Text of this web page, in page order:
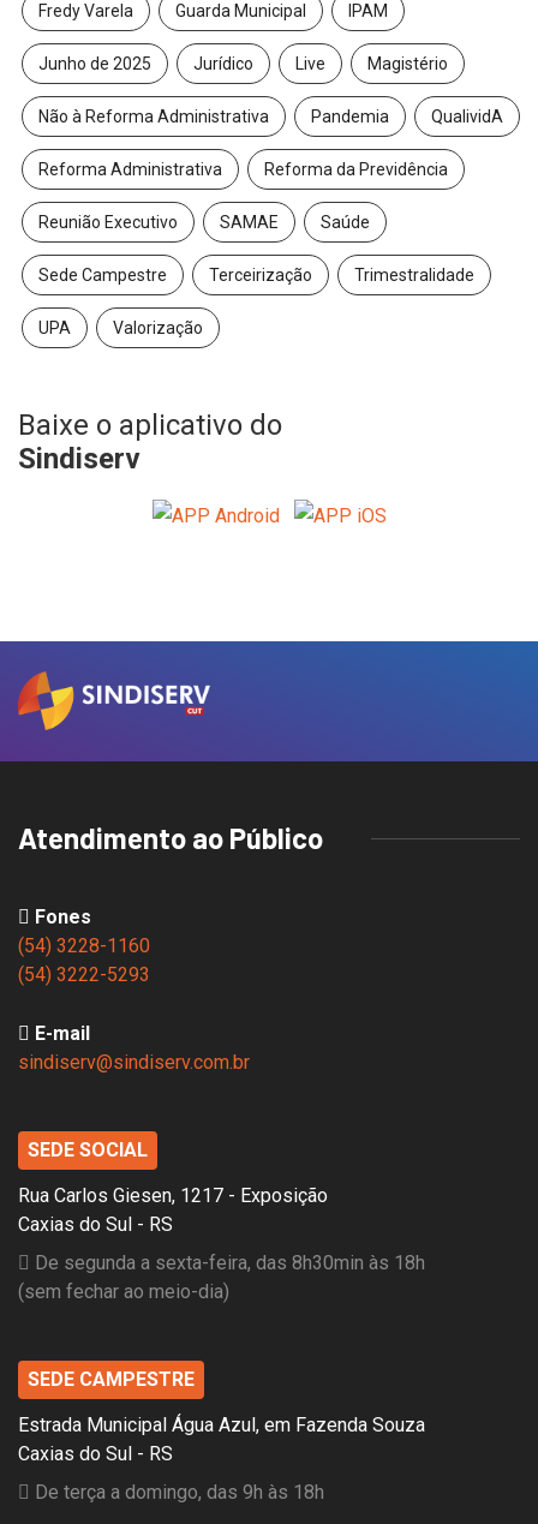
Fredy Varela Guarda Municipal IPAM
Junho de 2025 Jurídico Live Magistério
Não à Reforma Administrativa Pandemia QualividA
Reforma Administrativa Reforma da Previdência
Reunião Executivo SAMAE Saúde
Sede Campestre Terceirização Trimestralidade
UPA Valorização
Baixe o aplicativo do
Sindiserv
Atendimento ao Público
Fones
(54) 3228-1160
(54) 3222-5293
E-mail
sindiserv@sindiserv.com.br
SEDE SOCIAL
Rua Carlos Giesen, 1217 - Exposição
Caxias do Sul - RS
De segunda a sexta-feira, das 8h30min às 18h
(sem fechar ao meio-dia)
SEDE CAMPESTRE
Estrada Municipal Água Azul, em Fazenda Souza
Caxias do Sul - RS
De terça a domingo, das 9h às 18h